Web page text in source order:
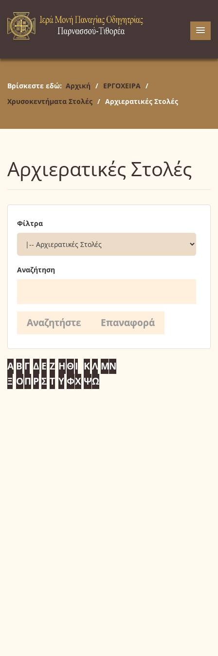
Βρίσκεστε εδώ: Αρχική / ΕΡΓΟΧΕΙΡΑ /
Χρυσοκεντήματα Στολές / Αρχιερατικές Στολές
Αρχιερατικές Στολές
Φίλτρα
Αναζήτηση
Α Β Γ Δ Ε Ζ ΗΘΙ ΚΛ ΜΝ
Ξ ΟΠ Ρ Σ Τ Υ ΦΧ ΨΩ